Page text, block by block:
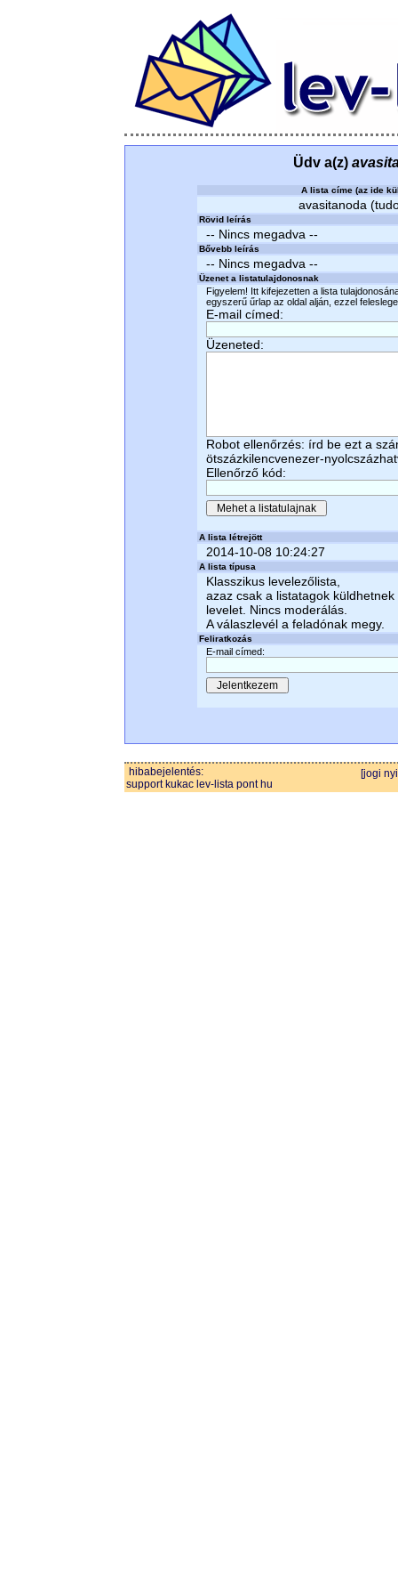
Üdv a(z)
A lista címe (az ide
avasitanoda
Rövid leírás
-- Nincs megadva --
Bővebb leírás
-- Nincs megadva --
Üzenet a listatulajdonosnak
Figyelem! Itt kifejezetten a lista
egyszerű űrlap az oldal alján, ezzel
E-mail címed:
Üzeneted:
Robot ellenőrzés: írd be ezt a
ötszázkilencvenezer-
Ellenőrző kód:
A lista létrejött
2014-10-08 10:24:27
A lista típusa
Klasszikus levelezőlista,
azaz csak a listatagok küldhetnek
levelet. Nincs moderálás.
A válaszlevél a feladónak megy.
Feliratkozás
E-mail címed:
hibabejelentés:
support kukac lev-lista pont hu
[jogi